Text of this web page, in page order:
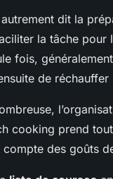
dit la
la tâche pour
fois,
de
cooking prend
compte des goûts